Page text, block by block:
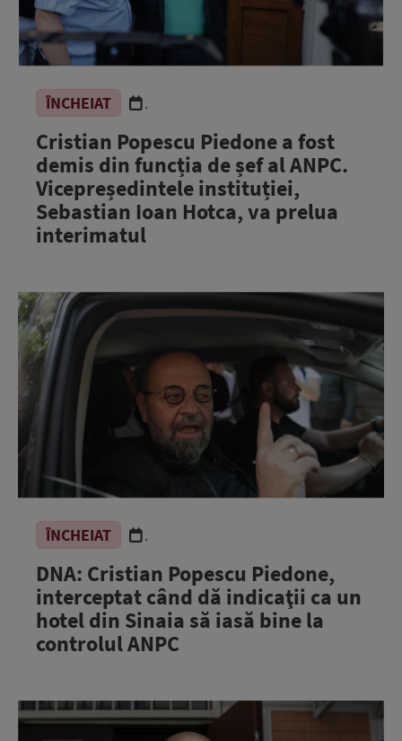
ÎNCHEIAT .
Cristian Popescu Piedone a fost
demis din funcția de șef al ANPC.
Vicepreședintele instituției,
Sebastian Ioan Hotca, va prelua
interimatul
ÎNCHEIAT .
DNA: Cristian Popescu Piedone,
interceptat când dă indicaţii ca un
hotel din Sinaia să iasă bine la
controlul ANPC